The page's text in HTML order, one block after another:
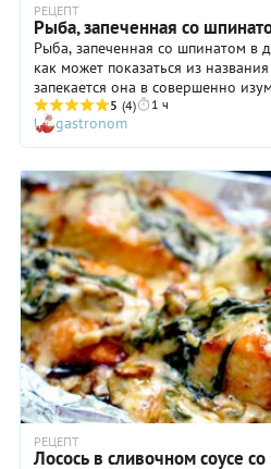
РЕЦЕПТ
Рыба, запеченная со
Рыба, запеченная со шпинатом в
как может показаться из
запекается она в совершенно
горчичном соусе и получает
тертого сыра, за что и полюбится
рецепт. Во-вторых, шпинат в
единственный из овощей: мы
предварительно припущенные с
Все, что вам останется делать,
наслаждаться
5 (4) 1 ч
gastronom
РЕЦЕПТ
Лосось в сливочном соусе